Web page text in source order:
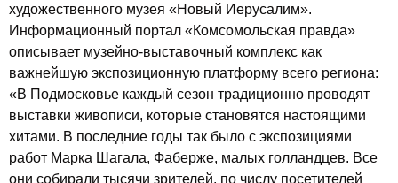
художественного музея «Новый Иерусалим».
Информационный портал «Комсомольская правда»
описывает музейно-выставочный комплекс как
важнейшую экспозиционную платформу всего региона:
«В Подмосковье каждый сезон традиционно проводят
выставки живописи, которые становятся настоящими
хитами. В последние годы так было с экспозициями
работ Марка Шагала, Фаберже, малых голландцев. Все
они собирали тысячи зрителей, по числу посетителей